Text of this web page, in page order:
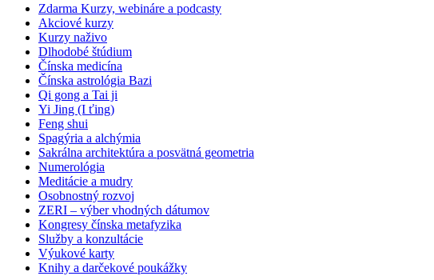
Zdarma Kurzy, webináre a podcasty
Akciové kurzy
Kurzy naživo
Dlhodobé štúdium
Čínska medicína
Čínska astrológia Bazi
Qi gong a Tai ji
Yi Jing (I ťing)
Feng shui
Spagýria a alchýmia
Sakrálna architektúra a posvätná geometria
Numerológia
Meditácie a mudry
Osobnostný rozvoj
ZERI – výber vhodných dátumov
Kongresy čínska metafyzika
Služby a konzultácie
Výukové karty
Knihy a darčekové poukážky